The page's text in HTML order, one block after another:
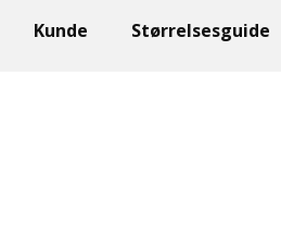
Kunde Størrelsesguide